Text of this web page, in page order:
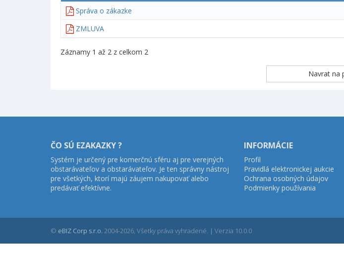
Správa o zákazke
ZMLUVA
Záznamy 1 až 2 z celkom 2
ČO SÚ EZAKAZKY ?
Systém je určený pre komerčnú sféru aj pre verejných
obstarávateľov a obstarávateľov. Je ten správny nástroj
pre všetkých, ktorí majú záujem nakupovať alebo
predávať efektívne.
INFORMÁCIE
Profil
Pravidlá elektronickej aukcie
Ochrana osobných údajov
Podmienky používania
© eBIZ Corp s.r.o. 2004-2026, Všetky práva vyhradené. | Verzia 10.0.0